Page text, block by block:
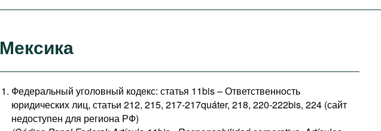
Мексика
Федеральный уголовный кодекс: статья 11bis – Ответственность
юридических лиц, статьи 212, 215, 217-217quáter, 218, 220-222bis, 224 (сайт
недоступен для региона РФ)